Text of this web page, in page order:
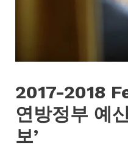
2017-2018
연방정부 예
보’